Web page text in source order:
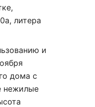
литера
и
дома с
нежилые